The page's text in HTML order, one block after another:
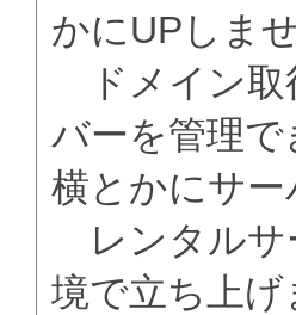
かにUPしま
ドメイン取
バーを管理
横とかにサ
レンタルサ
境で立ち上